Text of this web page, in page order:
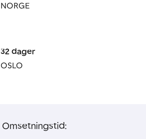
NORGE
32 dager
OSLO
Omsetningstid: